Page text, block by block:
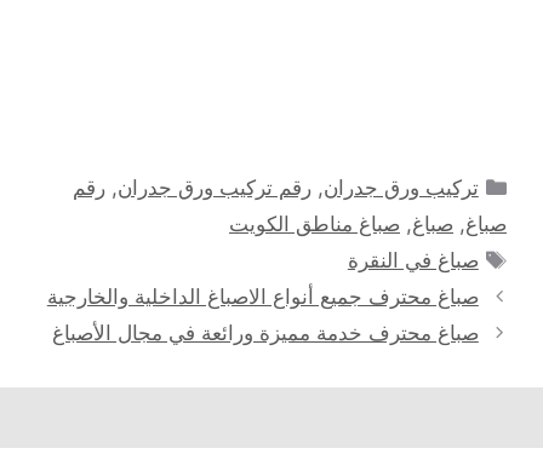
التصنيفات
تركيب ورق جدران,رقم تركيب ورق جدران,رقم
صباغ, صباغ, صباغ مناطق الكويت
الوسوم
صباغ في النقرة
صباغ محترف جميع أنواع الاصباغ الداخلية والخارجية
صباغ محترف خدمة مميزة ورائعة في مجال الأصباغ